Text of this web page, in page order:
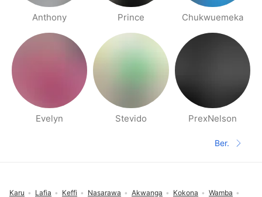
Anthony Prince Chukwuemeka
Evelyn Stevido PrexNelson
Ber.
Karu Lafia Keffi Nasarawa Akwanga Kokona
Wamba